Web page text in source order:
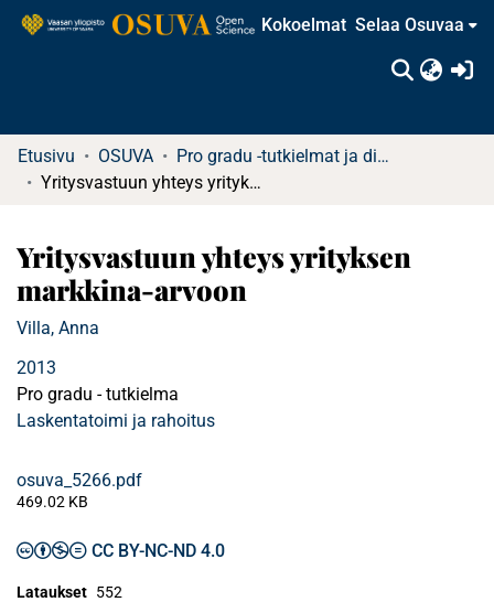
Kokoelmat Selaa Osuvaa
Etusivu OSUVA
Pro gradu -tutkielmat ja diplomityöt
Yritysvastuun yhteys yrityksen markkina-arvoon
Yritysvastuun yhteys yrityksen
markkina-arvoon
Villa, Anna
2013
Pro gradu - tutkielma
Laskentatoimi ja rahoitus
osuva_5266.pdf
469.02 KB
CC BY-NC-ND 4.0
Lataukset 552